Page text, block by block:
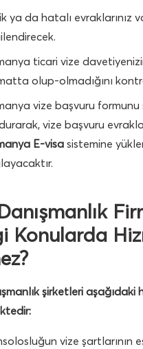
ya da hatalı evraklarınız
ticari vize
olup-olmadığını
vize başvuru formunu
vize başvuru
E-visasistemine
Konularda
şirketleri
vize şartlarının